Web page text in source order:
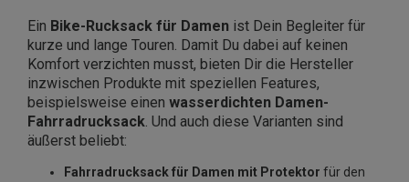
Ein Bike-Rucksack für Damen ist Dein Begleiter für
kurze und lange Touren. Damit Du dabei auf keinen
Komfort verzichten musst, bieten Dir die Hersteller
inzwischen Produkte mit speziellen Features,
beispielsweise einen wasserdichten Damen-
Fahrradrucksack . Und auch diese Varianten sind
äußerst beliebt:
Fahrradrucksack für Damen mit Protektor für den